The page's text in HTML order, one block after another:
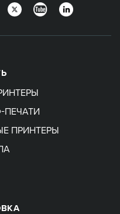
TwitterYouTubeLinkedIn
ПЕЧАТИ
ПРИНТЕРЫ